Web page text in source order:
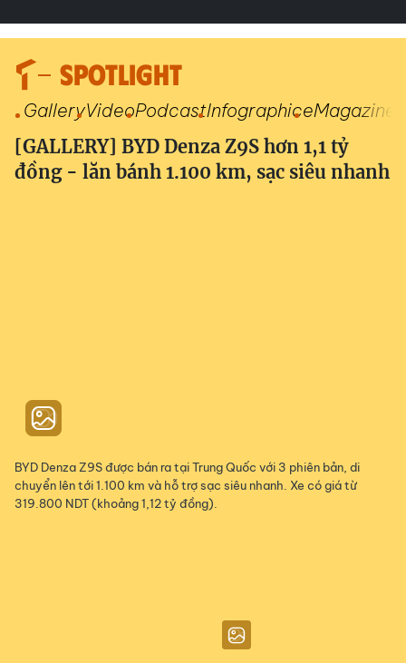
SPOTLIGHT
GalleryVideoPodcastInfographiceMagazine
[GALLERY] BYD Denza Z9S hơn 1,1 tỷ
đồng - lăn bánh 1.100 km, sạc siêu nhanh
BYD Denza Z9S được bán ra tại Trung Quốc với 3 phiên bản, di
chuyển lên tới 1.100 km và hỗ trợ sạc siêu nhanh. Xe có giá từ
319.800 NDT (khoảng 1,12 tỷ đồng).